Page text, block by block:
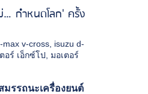
ม่…กำหนดโลก' ครั้ง
max v-cross isuzu d-
อร์ เอ็กซ์โป ,มอเตอร์
รรถนะเครื่องยนต์